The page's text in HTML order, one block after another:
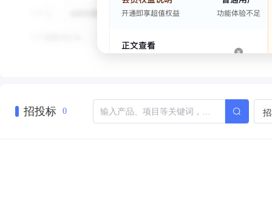
招投标 0